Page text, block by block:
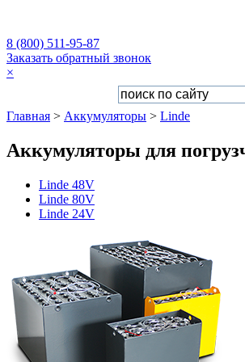
8 (800) 511-95-87
Заказать обратный звонок
×
Главная > Аккумуляторы > Linde
Аккумуляторы для
Linde 48V
Linde 80V
Linde 24V